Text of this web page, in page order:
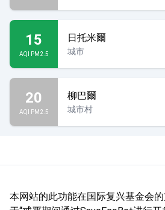
15
AQI PM2.5
日托米爾
城市
20
AQI PM2.5
柳巴爾
城市村
本网站的此功能在国际复兴基金会